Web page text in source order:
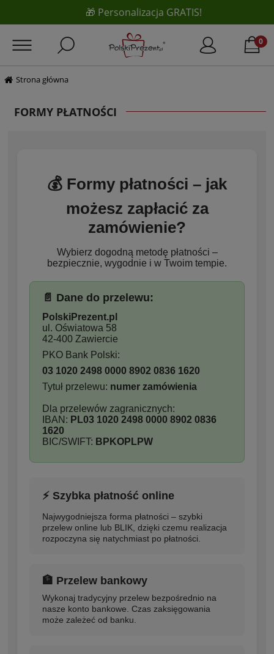
🎁 Personalizacja GRATIS!
Strona główna
FORMY PŁATNOŚCI
💰 Formy płatności – jak
możesz zapłacić za
zamówienie?
Wybierz dogodną metodę płatności –
bezpiecznie, wygodnie i w Twoim tempie.
📄 Dane do przelewu:
PolskiPrezent.pl
ul. Oświatowa 58
42-400 Zawiercie
PKO Bank Polski:
03 1020 2498 0000 8902 0836 1620
Tytuł przelewu: numer zamówienia
Dla przelewów zagranicznych:
IBAN: PL03 1020 2498 0000 8902 0836
1620
BIC/SWIFT: BPKOPLPW
⚡ Szybka płatność online
Najwygodniejsza forma płatności – szybki
przelew online lub BLIK, dzięki czemu realizacja
rozpoczyna się natychmiast po płatności.
🏦 Przelew bankowy
Wykonaj tradycyjny przelew bezpośrednio na
nasze konto bankowe. Czas zaksięgowania
może zależeć od banku.